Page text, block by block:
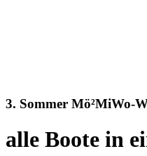
3. Sommer Mö²MiWo-
alle Boote in